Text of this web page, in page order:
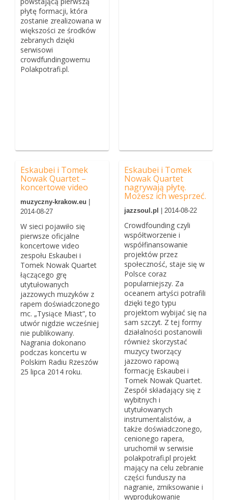
płytę formacji, która
zostanie zrealizowana w
większości ze środków
zebranych dzięki
serwisowi
crowdfundingowemu
Polakpotrafi.pl.
Eskaubei i Tomek
Nowak Quartet –
koncertowe video
muzyczny-krakow.eu
2014-08-27
W sieci pojawiło się
pierwsze oficjalne
koncertowe video
zespołu Eskaubei i
Tomek Nowak Quartet
łączącego grę
utytułowanych
jazzowych muzyków z
rapem doświadczonego
mc. „Tysiące Miast”, to
utwór nigdzie wcześniej
nie publikowany.
Nagrania dokonano
podczas koncertu w
Polskim Radiu Rzeszów
25 lipca 2014 roku.
Eskaubei i Tomek
Nowak Quartet
nagrywają płytę.
Możesz ich wesprzeć.
jazzsoul.pl | 2014-08-22
Crowdfounding czyli
współtworzenie i
współfinansowanie
projektów przez
społeczność, staje się w
Polsce coraz
popularniejszy. Za
oceanem artyści potrafili
dzięki tego typu
projektom wybijać się na
sam szczyt. Z tej formy
działalności postanowili
również skorzystać
muzycy tworzący
jazzowo rapową
formację Eskaubei i
Tomek Nowak Quartet.
Zespół składający się z
wybitnych i
utytułowanych
instrumentalistów, a
także doświadczonego,
cenionego rapera,
uruchomił w serwisie
polakpotrafi.pl projekt
mający na celu zebranie
części funduszy na
nagranie, zmiksowanie i
wyprodukowanie